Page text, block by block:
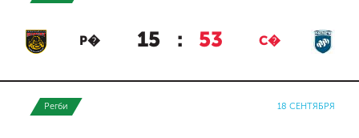
Р� 15 : 53 С�
Регби 18 СЕНТЯБРЯ